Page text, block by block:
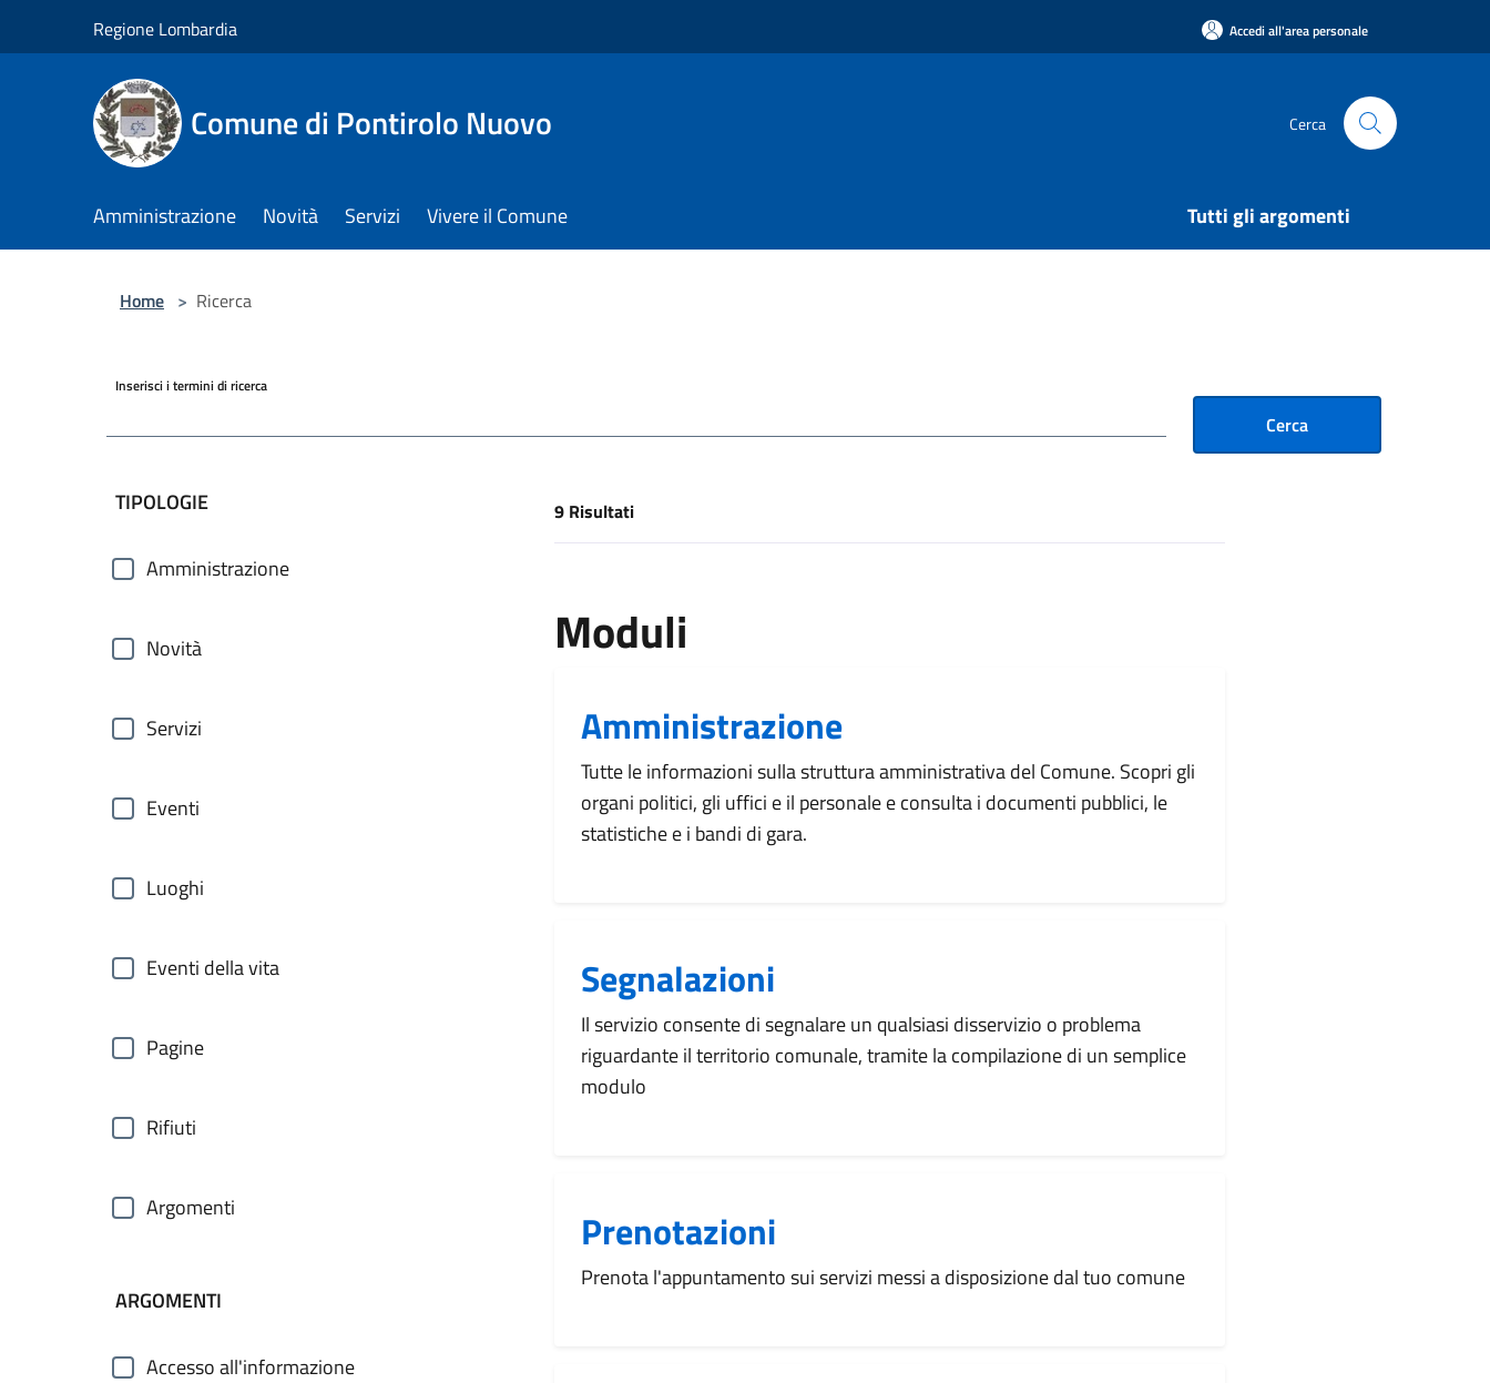
Regione Lombardia Accedi all'area personale
Comune di Pontirolo Nuovo Cerca
Amministrazione Novità Servizi Vivere il Comune Tutti gli argomenti
Home > Ricerca
Inserisci i termini di ricerca
Cerca
filtri da applicare
TIPOLOGIE
Amministrazione
Novità
Servizi
Eventi
Luoghi
Eventi della vita
Pagine
Rifiuti
Argomenti
ARGOMENTI
Accesso all'informazione
[results] Risultati
9 Risultati
Moduli
Amministrazione
Tutte le informazioni sulla struttura amministrativa del Comune. Scopri gli
organi politici, gli uffici e il personale e consulta i documenti pubblici, le
statistiche e i bandi di gara.
Segnalazioni
Il servizio consente di segnalare un qualsiasi disservizio o problema
riguardante il territorio comunale, tramite la compilazione di un semplice
modulo
Prenotazioni
Prenota l'appuntamento sui servizi messi a disposizione dal tuo comune